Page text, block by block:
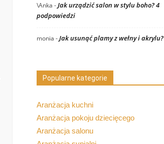
\Anka -Jak urządzić salon w stylu boho? 4
podpowiedzi
monia -Jak usunąć plamy z wełny i akrylu?
Popularne kategorie
Aranżacja kuchni
Aranżacja pokoju dziecięcego
Aranżacja salonu